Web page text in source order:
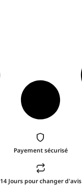
Payement sécurisé
14 Jours pour changer d'avis